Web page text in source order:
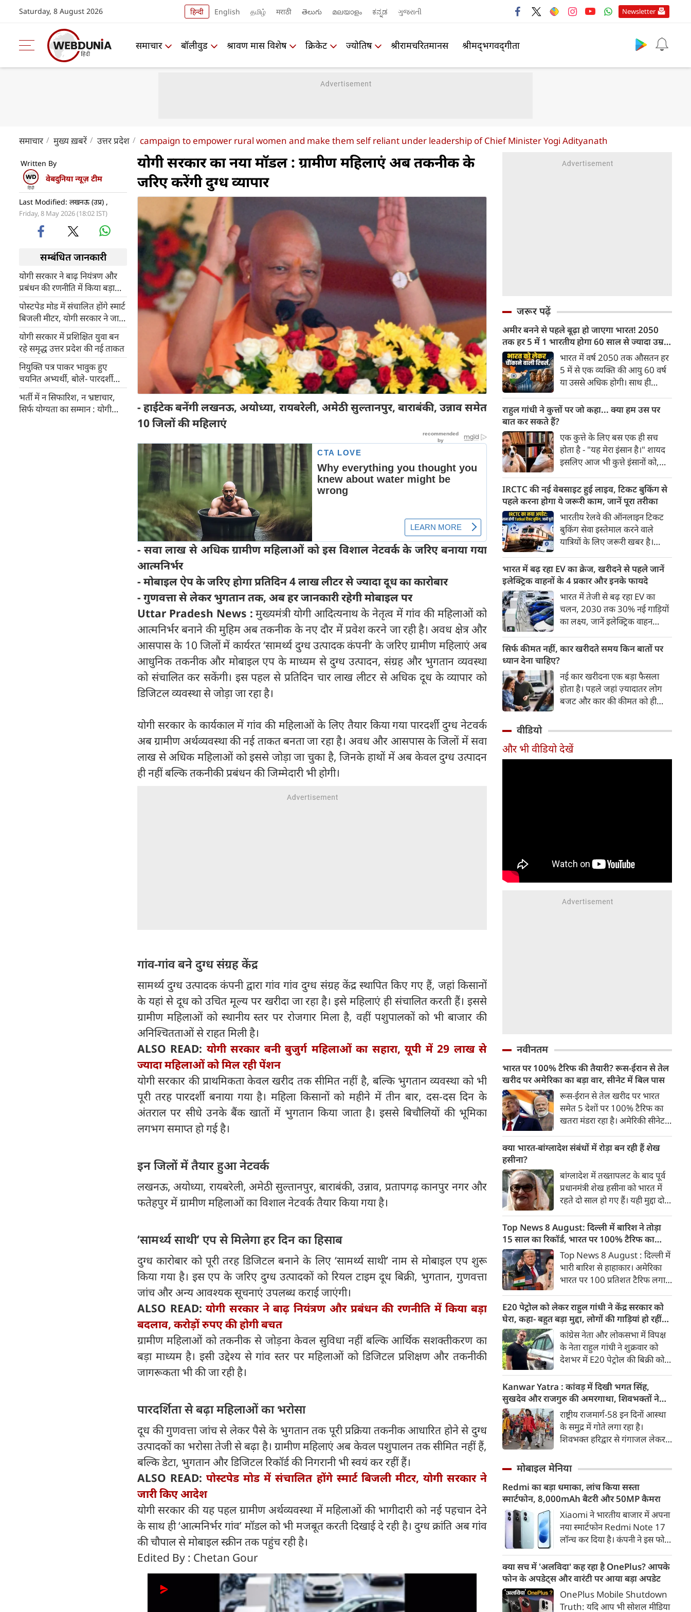
Saturday, 8 August 2026 हिन्दी English தமிழ் मराठी తెలుగు മലയാളം ಕನ್ನಡ ગુજરાતી Newsletter
समाचार बॉलीवुड श्रावण मास विशेष क्रिकेट ज्योतिष श्रीरामचरितमानस श्रीमद्‍भगवद्‍गीता
समाचार मुख्य ख़बरें उत्तर प्रदेश campaign to empower rural women and make them self reliant under leadership of Chief Minister Yogi Adityanath
Written By
वेबदुनिया न्यूज़ टीम
Last Modified: लखनऊ (उप्र) ,
Friday, 8 May 2026 (18:02 IST)
सम्बंधित जानकारी
योगी सरकार ने बाढ़ नियंत्रण और
प्रबंधन की रणनीति में किया बड़ा
बदलाव, करोड़ों रुपए की होगी बचत
पोस्टपेड मोड में संचालित होंगे स्मार्ट
बिजली मीटर, योगी सरकार ने जारी
किए आदेश
योगी सरकार में प्रशिक्षित युवा बन
रहे समृद्ध उत्तर प्रदेश की नई ताकत
नियुक्ति पत्र पाकर भावुक हुए
चयनित अभ्यर्थी, बोले- पारदर्शी
भर्ती प्रक्रिया ने बढ़ाया सरकार पर
विश्वास
भर्ती में न सिफारिश, न भ्रष्टाचार,
सिर्फ योग्यता का सम्मान : योगी
योगी सरकार का नया मॉडल : ग्रामीण महिलाएं अब तकनीक के
जरिए करेंगी दुग्ध व्यापार
- हाईटेक बनेंगी लखनऊ, अयोध्या, रायबरेली, अमेठी सुल्तानपुर, बाराबंकी, उन्नाव समेत
10 जिलों की महिलाएं
- सवा लाख से अधिक ग्रामीण महिलाओं को इस विशाल नेटवर्क के जरिए बनाया गया
आत्मनिर्भर
- मोबाइल ऐप के जरिए होगा प्रतिदिन 4 लाख लीटर से ज्यादा दूध का कारोबार
- गुणवत्ता से लेकर भुगतान तक, अब हर जानकारी रहेगी मोबाइल पर
Uttar Pradesh News :मुख्यमंत्री योगी आदित्यनाथ के नेतृत्व में गांव की महिलाओं को
आत्मनिर्भर बनाने की मुहिम अब तकनीक के नए दौर में प्रवेश करने जा रही है। अवध क्षेत्र और
आसपास के 10 जिलों में कार्यरत ‘सामर्थ्य दुग्ध उत्पादक कंपनी’ के जरिए ग्रामीण महिलाएं अब
आधुनिक तकनीक और मोबाइल एप के माध्यम से दुग्ध उत्पादन, संग्रह और भुगतान व्यवस्था
को संचालित कर सकेंगी। इस पहल से प्रतिदिन चार लाख लीटर से अधिक दूध के व्यापार को
डिजिटल व्यवस्था से जोड़ा जा रहा है।
योगी सरकार के कार्यकाल में गांव की महिलाओं के लिए तैयार किया गया पारदर्शी दुग्ध नेटवर्क
अब ग्रामीण अर्थव्यवस्था की नई ताकत बनता जा रहा है। अवध और आसपास के जिलों में सवा
लाख से अधिक महिलाओं को इससे जोड़ा जा चुका है, जिनके हाथों में अब केवल दुग्ध उत्पादन
ही नहीं बल्कि तकनीकी प्रबंधन की जिम्मेदारी भी होगी।
गांव-गांव बने दुग्ध संग्रह केंद्र
सामर्थ्य दुग्ध उत्पादक कंपनी द्वारा गांव गांव दुग्ध संग्रह केंद्र स्थापित किए गए हैं, जहां किसानों
के यहां से दूध को उचित मूल्य पर खरीदा जा रहा है। इसे महिलाएं ही संचालित करती हैं। इससे
ग्रामीण महिलाओं को स्थानीय स्तर पर रोजगार मिला है, वहीं पशुपालकों को भी बाजार की
अनिश्चितताओं से राहत मिली है।
ALSO READ: योगी सरकार बनी बुजुर्ग महिलाओं का सहारा, यूपी में 29 लाख से
ज्यादा महिलाओं को मिल रही पेंशन
योगी सरकार की प्राथमिकता केवल खरीद तक सीमित नहीं है, बल्कि भुगतान व्यवस्था को भी
पूरी तरह पारदर्शी बनाया गया है। महिला किसानों को महीने में तीन बार, दस-दस दिन के
अंतराल पर सीधे उनके बैंक खातों में भुगतान किया जाता है। इससे बिचौलियों की भूमिका
लगभग समाप्त हो गई है।
इन जिलों में तैयार हुआ नेटवर्क
लखनऊ, अयोध्या, रायबरेली, अमेठी सुल्तानपुर, बाराबंकी, उन्नाव, प्रतापगढ़ कानपुर नगर और
फतेहपुर में ग्रामीण महिलाओं का विशाल नेटवर्क तैयार किया गया है।
‘सामर्थ्य साथी’ एप से मिलेगा हर दिन का हिसाब
दुग्ध कारोबार को पूरी तरह डिजिटल बनाने के लिए ‘सामर्थ्य साथी’ नाम से मोबाइल एप शुरू
किया गया है। इस एप के जरिए दुग्ध उत्पादकों को रियल टाइम दूध बिक्री, भुगतान, गुणवत्ता
जांच और अन्य आवश्यक सूचनाएं उपलब्ध कराई जाएंगी।
ALSO READ:योगी सरकार ने बाढ़ नियंत्रण और प्रबंधन की रणनीति में किया बड़ा
बदलाव, करोड़ों रुपए की होगी बचत
ग्रामीण महिलाओं को तकनीक से जोड़ना केवल सुविधा नहीं बल्कि आर्थिक सशक्तीकरण का
बड़ा माध्यम है। इसी उद्देश्य से गांव स्तर पर महिलाओं को डिजिटल प्रशिक्षण और तकनीकी
जागरूकता भी की जा रही है।
पारदर्शिता से बढ़ा महिलाओं का भरोसा
दूध की गुणवत्ता जांच से लेकर पैसे के भुगतान तक पूरी प्रक्रिया तकनीक आधारित होने से दुग्ध
उत्पादकों का भरोसा तेजी से बढ़ा है। ग्रामीण महिलाएं अब केवल पशुपालन तक सीमित नहीं हैं,
बल्कि डेटा, भुगतान और डिजिटल रिकॉर्ड की निगरानी भी स्वयं कर रहीं हैं।
ALSO READ:पोस्टपेड मोड में संचालित होंगे स्मार्ट बिजली मीटर, योगी सरकार ने
जारी किए आदेश
योगी सरकार की यह पहल ग्रामीण अर्थव्यवस्था में महिलाओं की भागीदारी को नई पहचान देने
के साथ ही ‘आत्मनिर्भर गांव’ मॉडल को भी मजबूत करती दिखाई दे रही है। दुग्ध क्रांति अब गांव
की चौपाल से मोबाइल स्क्रीन तक पहुंच रही है।
Edited By : Chetan Gour
जरूर पढ़ें
अमीर बनने से पहले बूढ़ा हो जाएगा भारत! 2050
तक हर 5 में 1 भारतीय होगा 60 साल से ज्यादा उम्र
का
भारत में वर्ष 2050 तक औसतन हर
5 में से एक व्यक्ति की आयु 60 वर्ष
या उससे अधिक होगी। साथ ही
भारत में रहेंगे। ‘ट्रांसफॉर्म रूरल
अनुसार भारत विकसित देशों के
विपरीत समृद्ध बनने से पहले ही वृद्ध
होती आबादी वाले देश की श्रेणी में
पहुंच रहा है।
राहुल गांधी ने कुत्तों पर जो कहा... क्या हम उस पर
बात कर सकते हैं?
एक कुत्ते के लिए बस एक ही सच
होता है - "यह मेरा इंसान है।" शायद
इसलिए आज भी कुत्ते इंसानों को,
भू-राजनीति से लेकर कृत्रिम
बुद्धिमत्ता, जलवायु परिवर्तन से लेकर
क्रिकेट तक हर विषय पर बहस कर
सकते हैं, तो उस जीव पर भी एक
गंभीर चर्चा बनती है जिसने किसी भी
सभ्यता से पहले इंसान का साथ चुना
था। दुर्भाग्य यह है कि आज कुत्तों के
बारे में हमारी राय पशु-चिकित्सकों,
व्यवहार वैज्ञानिकों या विशेषज्ञों से
कम... और व्हाट्सऐप यूनिवर्सिटी से
ज़्यादा बनती है।
IRCTC की नई वेबसाइट हुई लाइव, टिकट बुकिंग से
पहले करना होगा ये जरूरी काम, जानें पूरा तरीका
भारतीय रेलवे की ऑनलाइन टिकट
बुकिंग सेवा इस्तेमाल करने वाले
यात्रियों के लिए जरूरी खबर है।
वेबसाइट का बीटा वर्जन लॉन्च कर
दिया है। करीब 24 साल पुराने
इंटरफेस के बाद वेबसाइट को नए
डिजाइन और कई नए फीचर्स के साथ
अपडेट किया गया है।
भारत में बढ़ रहा EV का क्रेज, खरीदने से पहले जानें
इलेक्ट्रिक वाहनों के 4 प्रकार और इनके फायदे
भारत में तेजी से बढ़ रहा EV का
चलन, 2030 तक 30% नई गाड़ियों
का लक्ष्य, जानें इलेक्ट्रिक वाहन
200 अरब रुपए का मौका
सिर्फ कीमत नहीं, कार खरीदते समय किन बातों पर
ध्यान देना चाहिए?
नई कार खरीदना एक बड़ा फैसला
होता है। पहले जहां ज़्यादातर लोग
बजट और कार की कीमत को ही
खरीदते समय किन बातों पर ध्यान
देना चाहिए।
वीडियो
और भी वीडियो देखें
नवीनतम
भारत पर 100% टैरिफ की तैयारी? रूस-ईरान से तेल
खरीद पर अमेरिका का बड़ा वार, सीनेट में बिल पास
रूस-ईरान से तेल खरीद पर भारत
समेत 5 देशों पर 100% टैरिफ का
खतरा मंडरा रहा है। अमेरिकी सीनेट ने
अगर कांग्रेस से भी इस बिल को
डोनाल्ड ट्रंप के हस्ताक्षर के बाद
अमेरिका रूस-ईरान से तेल खरीद पर
भारत पर 100% टैरिफ का रास्ता
साफ हो जाएगा।
क्या भारत-बांग्लादेश संबंधों में रोड़ा बन रही हैं शेख
हसीना?
बांग्लादेश में तख्तापलट के बाद पूर्व
प्रधानमंत्री शेख हसीना को भारत में
रहते दो साल हो गए हैं। यही मुद्दा दोनों
सबसे बड़ा रोड़ा बना हुआ है। शेख
हसीना दोनों देशों के लिए बेहद अहम
हैं।
Top News 8 August: दिल्ली में बारिश ने तोड़ा
15 साल का रिकॉर्ड, भारत पर 100% टैरिफ का
खतरा; Gen Z पर कंगना का यू-टर्नTop News 8 August : दिल्ली में
भारी बारिश से हाहाकार। अमेरिका
भारत पर 100 प्रतिशत टैरिफ लगाने
कंगना रनौत ने Gen Z को भारत की
‘सबसे बड़ी ताकत’ बताया है।
प्रयागराज में युवाओं से बात करेंगे
राहुल गांधी। बुजुर्ग पेंशनभोगियों का
केन्द्र सरकार को अल्टीमेटम। 8
अगस्त की बड़ी खबरें :
E20 पेट्रोल को लेकर राहुल गांधी ने केंद्र सरकार को
घेरा, कहा- बहुत बड़ा मुद्दा, लोगों की गाड़ियां हो रहीं
खराब, BJP ने बताया खराब पटकथा
कांग्रेस नेता और लोकसभा में विपक्ष
के नेता राहुल गांधी ने शुक्रवार को
देशभर में E20 पेट्रोल की बिक्री को
दिया। उन्होंने E20 को ‘बहुत बड़ा
मुद्दा’ बताते हुए आरोप लगाया कि
इसके इस्तेमाल से वाहनों को नुकसान
हो रहा है और इसका आर्थिक बोझ
आम उपभोक्ताओं पर पड़ रहा है।
Kanwar Yatra : कांवड़ में दिखी भगत सिंह,
सुखदेव और राजगुरु की अमरगाथा, शिवभक्तों ने
अनोखे अंदाज में दी श्रद्धांजलिराष्ट्रीय राजमार्ग-58 इन दिनों आस्था
के समुद्र में गोते लगा रहा है।
शिवभक्त हरिद्वार से गंगाजल लेकर
है। लाखों शिवभक्तों के बीच रंग-
का ध्यान बरबस अपनी ओर खींच रही
हैं। लेकिन ऐसे में जब शिव चौक से
एक गुजरी कांवड़ ने लोगों के दिलों को
गहराई तक छू लिया। यह केवल
कांवड़ नहीं थी, बल्कि देश की
समर्पित एक चलती-फिरती श्रद्धांजलि
थी।
मोबाइल मेनिया
Redmi का बड़ा धमाका, लांच किया सस्ता
स्मार्टफोन, 8,000mAh बैटरी और 50MP कैमरा
Xiaomi ने भारतीय बाजार में अपना
नया स्मार्टफोन Redmi Note 17
लॉन्च कर दिया है। कंपनी ने इस फोन
डिस्प्ले, 8,000mAh की बड़ी बैटरी
और Qualcomm Snapdragon
चिपसेट के साथ पेश किया है। फोन में
50MP का मेन कैमरा दिया गया है।
क्या सच में 'अलविदा' कह रहा है OnePlus? आपके
फोन के अपडेट्स और वारंटी पर आया बड़ा अपडेट
OnePlus Mobile Shutdown
Truth: यदि आप भी सोशल मीडिया